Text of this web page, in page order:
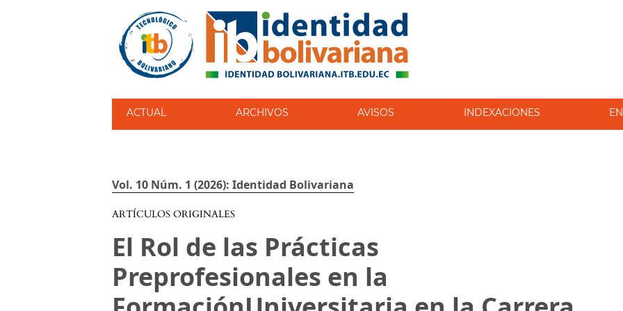
ACTUAL ARCHIVOS AVISOS INDEXACIONES
Vol. 10 Núm. 1 (2026): Identidad Bolivariana
ARTÍCULOS ORIGINALES
El Rol de las Prácticas
Preprofesionales en la